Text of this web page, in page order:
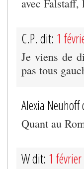
avec Falstaff,
C.P. dit: 1
Je viens de
pas tous
Alexia Neuhoff
Quant au
W dit: 1